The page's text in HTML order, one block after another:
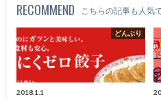
RECOMMEND こちらの記事も人気で
どんぶり
2018.1.1